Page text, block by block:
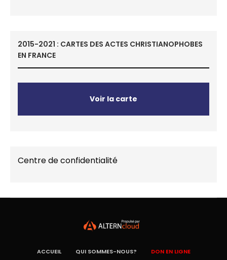
2015-2021 : CARTES DES ACTES CHRISTIANOPHOBES
EN FRANCE
Voir la carte
Centre de confidentialité
ACCUEIL QUI SOMMES-NOUS? DON EN LIGNE